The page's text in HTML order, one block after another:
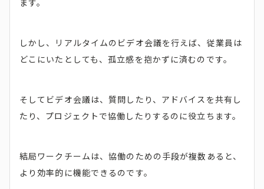
しかし、リアルタイムのビデオ会議を行えば、従業員は
どこにいたとしても、孤立感を抱かずに済むのです。
そしてビデオ会議は、質問したり、アドバイスを共有し
たり、プロジェクトで協働したりするのに役立ちます。
結局ワークチームは、協働のための手段が複数あると、
より効率的に機能できるのです。